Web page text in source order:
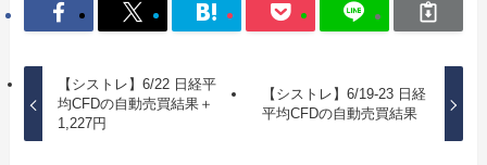
【シストレ】6/22 日経平
均CFDの自動売買結果＋
1,227円
【シストレ】6/19-23 日経
平均CFDの自動売買結果